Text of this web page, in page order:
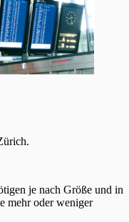
je nach Größe und in
mehr oder weniger